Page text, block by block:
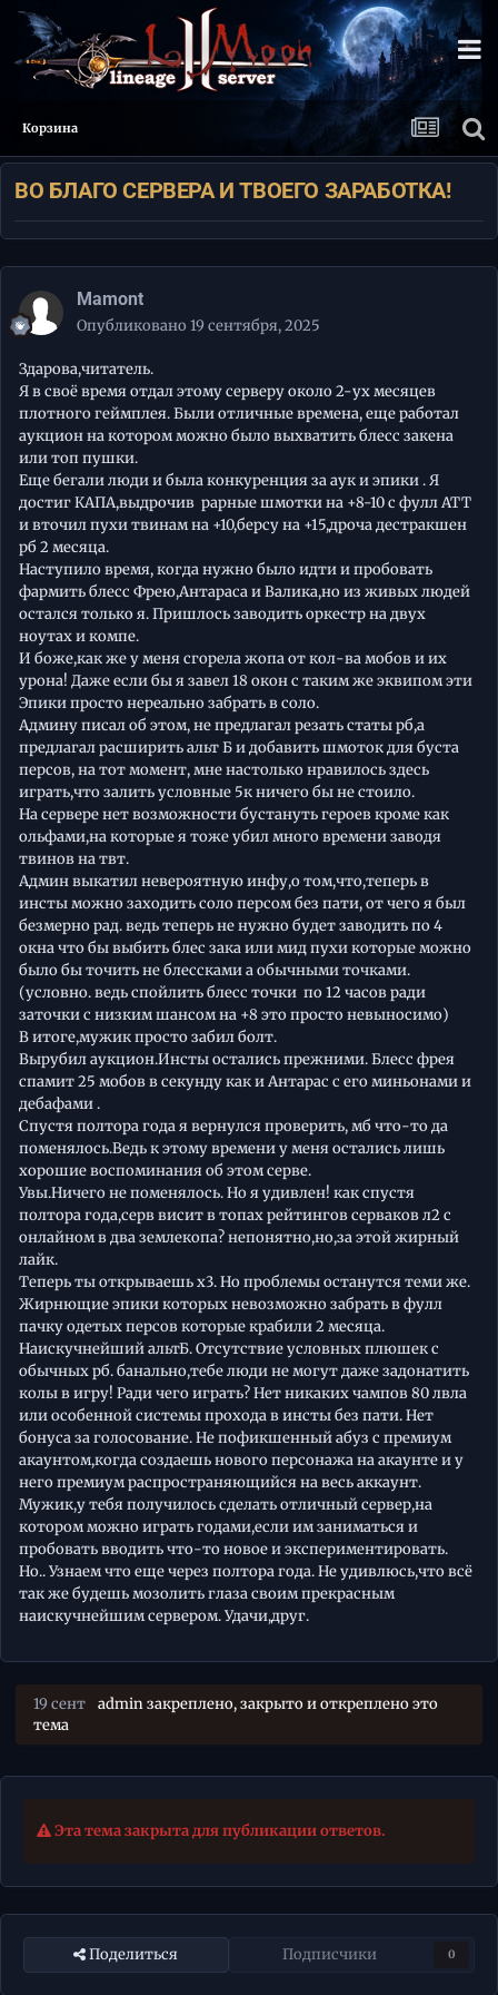
Корзина
ВО БЛАГО СЕРВЕРА И ТВОЕГО ЗАРАБОТКА!
Mamont
Опубликовано 19 сентября, 2025
Здарова,читатель.
Я в своё время отдал этому серверу около 2-ух месяцев
плотного геймплея. Были отличные времена, еще работал
аукцион на котором можно было выхватить блесс закена
или топ пушки.
Еще бегали люди и была конкуренция за аук и эпики . Я
достиг КАПА,выдрочив рарные шмотки на +8-10 с фулл АТТ
и вточил пухи твинам на +10,берсу на +15,дроча дестракшен
рб 2 месяца.
Наступило время, когда нужно было идти и пробовать
фармить блесс Фрею,Антараса и Валика,но из живых людей
остался только я. Пришлось заводить оркестр на двух
ноутах и компе.
И боже,как же у меня сгорела жопа от кол-ва мобов и их
урона! Даже если бы я завел 18 окон с таким же эквипом эти
Эпики просто нереально забрать в соло.
Админу писал об этом, не предлагал резать статы рб,а
предлагал расширить альт Б и добавить шмоток для буста
персов, на тот момент, мне настолько нравилось здесь
играть,что залить условные 5к ничего бы не стоило.
На сервере нет возможности бустануть героев кроме как
ольфами,на которые я тоже убил много времени заводя
твинов на твт.
Админ выкатил невероятную инфу,о том,что,теперь в
инсты можно заходить соло персом без пати, от чего я был
безмерно рад. ведь теперь не нужно будет заводить по 4
окна что бы выбить блес зака или мид пухи которые можно
было бы точить не блессками а обычными точками.
(условно. ведь спойлить блесс точки по 12 часов ради
заточки с низким шансом на +8 это просто невыносимо)
В итоге,мужик просто забил болт.
Вырубил аукцион.Инсты остались прежними. Блесс фрея
спамит 25 мобов в секунду как и Антарас с его миньонами и
дебафами .
Спустя полтора года я вернулся проверить, мб что-то да
поменялось.Ведь к этому времени у меня остались лишь
хорошие воспоминания об этом серве.
Увы.Ничего не поменялось. Но я удивлен! как спустя
полтора года,серв висит в топах рейтингов серваков л2 с
онлайном в два землекопа? непонятно,но,за этой жирный
лайк.
Теперь ты открываешь х3. Но проблемы останутся теми же.
Жирнющие эпики которых невозможно забрать в фулл
пачку одетых персов которые крабили 2 месяца.
Наискучнейший альтБ. Отсутствие условных плюшек с
обычных рб. банально,тебе люди не могут даже задонатить
колы в игру! Ради чего играть? Нет никаких чампов 80 лвла
или особенной системы прохода в инсты без пати. Нет
бонуса за голосование. Не пофикшенный абуз с премиум
акаунтом,когда создаешь нового персонажа на акаунте и у
него премиум распространяющийся на весь аккаунт.
Мужик,у тебя получилось сделать отличный сервер,на
котором можно играть годами,если им заниматься и
пробовать вводить что-то новое и экспериментировать.
Но.. Узнаем что еще через полтора года. Не удивлюсь,что всё
так же будешь мозолить глаза своим прекрасным
наискучнейшим сервером. Удачи,друг.
19 сент adminзакреплено, закрыто и откреплено это
тема
Эта тема закрыта для публикации ответов.
Поделиться Подписчики 0